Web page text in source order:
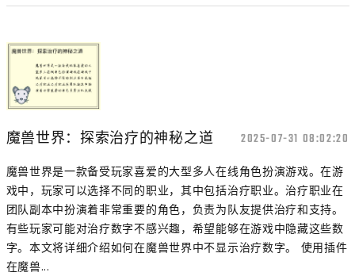
魔兽世界：探索治疗的神秘之道 2025-07-31 08:02:20
魔兽世界是一款备受玩家喜爱的大型多人在线角色扮演游戏。在游
戏中，玩家可以选择不同的职业，其中包括治疗职业。治疗职业在
团队副本中扮演着非常重要的角色，负责为队友提供治疗和支持。
有些玩家可能对治疗数字不感兴趣，希望能够在游戏中隐藏这些数
字。本文将详细介绍如何在魔兽世界中不显示治疗数字。 使用插件
在魔兽...